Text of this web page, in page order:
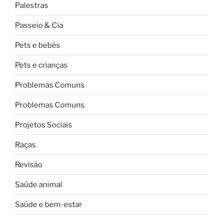
Palestras
Passeio & Cia
Pets e bebês
Pets e crianças
Problemas Comuns
Problemas Comuns
Projetos Sociais
Raças
Revisão
Saúde animal
Saúde e bem-estar